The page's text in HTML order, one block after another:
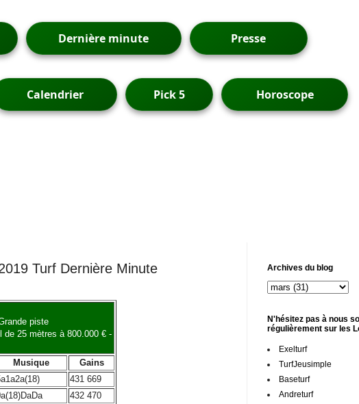
Dernière minute Presse
Calendrier Pick 5 Horoscope
Turf Dernière Minute
piste
25 mètres à 800.000 € -
Musique
Gains
431 669
432 470
Archives du blog
N'hésitez pas à nous
régulièrement sur les
Exelturf
TurfJeusimple
Baseturf
Andreturf